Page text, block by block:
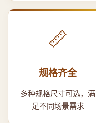
📏
规格齐全
多种规格尺寸可选，满
足不同场景需求